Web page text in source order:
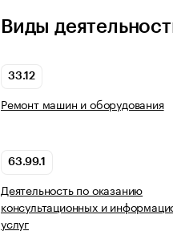
Виды
33.12
Ремонт машин и оборудования
63.99.1
Деятельность по оказанию
консультационных и
услуг